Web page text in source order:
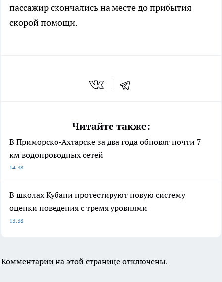
пассажир скончались на месте до прибытия
скорой помощи.
Читайте также:
В Приморско-Ахтарске за два года обновят почти 7
км водопроводных сетей
14:38
В школах Кубани протестируют новую систему
оценки поведения с тремя уровнями
13:38
Комментарии на этой странице отключены.